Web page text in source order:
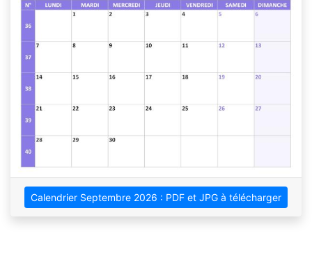
Calendrier Septembre 2026 : PDF et JPG à télécharger